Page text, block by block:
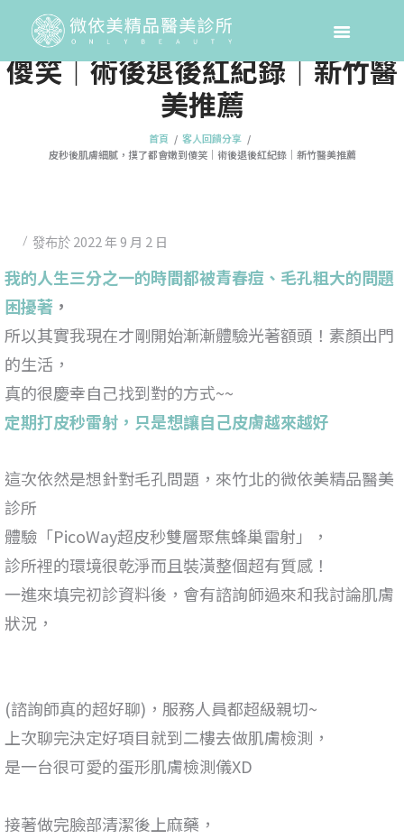
皮秒後肌膚細膩，摸了都會嫩到
傻笑｜術後退後紅紀錄｜新竹醫
美推薦
首頁
客人回饋分享
皮秒後肌膚細膩，摸了都會嫩到傻笑｜術後退後紅紀錄｜新竹醫美推薦
發布於 2022 年 9 月 2 日
我的人生三分之一的時間都被青春痘、毛孔粗大的問題
困擾著 ，
所以其實我現在才剛開始漸漸體驗光著額頭！素顏出門
的生活，
真的很慶幸自己找到對的方式~~
定期打皮秒雷射，只是想讓自己皮膚越來越好
這次依然是想針對毛孔問題，來竹北的微依美精品醫美
診所
體驗「PicoWay超皮秒雙層聚焦蜂巢雷射」，
診所裡的環境很乾淨而且裝潢整個超有質感！
一進來填完初診資料後，會有諮詢師過來和我討論肌膚
狀況，
(諮詢師真的超好聊)，服務人員都超級親切~
上次聊完決定好項目就到二樓去做肌膚檢測，
是一台很可愛的蛋形肌膚檢測儀XD
接著做完臉部清潔後上麻藥，